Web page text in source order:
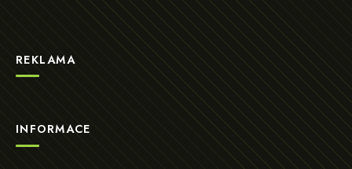
REKLAMA
INFORMACE